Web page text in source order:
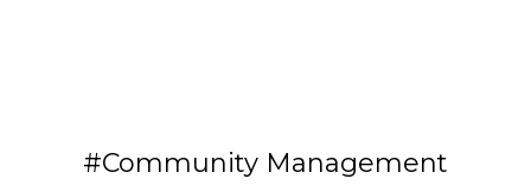
Community Management